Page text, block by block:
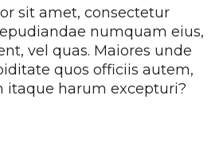
sit amet, consectetur
numquam eius,
vel quas. Maiores unde
quos officiis autem,
itaque harum excepturi?